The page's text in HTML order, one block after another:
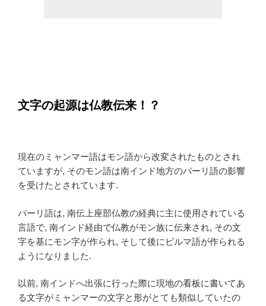
文字の起源は仏教伝来！？
現在のミャンマー語はモン語から改変されたものとされ
ていますが, そのモン語は南インド地方のパーリ語の影響
を受けたとされています.
パーリ語は, 南伝上座部仏教の経典に主に使用されている
言語で, 南インド経由で仏教がモン族に伝来され, その文
字を基にモン字が作られ, そして後にビルマ語が作られる
ようになりました.
以前, 南インドへ出張に行った際に現地の看板に書いてあ
る文字がミャンマーの文字と形がとても類似していたの